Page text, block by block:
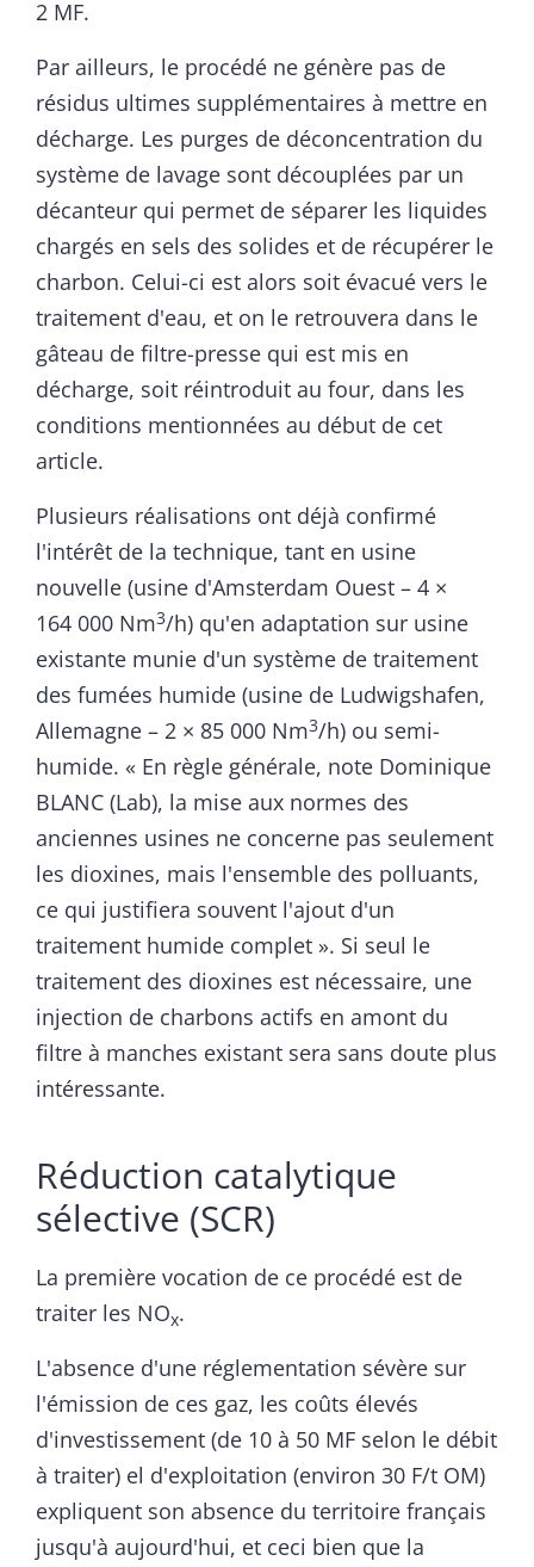
2 MF.
Par ailleurs, le procédé ne génère pas de
résidus ultimes supplémentaires à mettre en
décharge. Les purges de déconcentration du
système de lavage sont découplées par un
décanteur qui permet de séparer les liquides
chargés en sels des solides et de récupérer le
charbon. Celui-ci est alors soit évacué vers le
traitement d'eau, et on le retrouvera dans le
gâteau de filtre-presse qui est mis en
décharge, soit réintroduit au four, dans les
conditions mentionnées au début de cet
article.
Plusieurs réalisations ont déjà confirmé
l'intérêt de la technique, tant en usine
nouvelle (usine d'Amsterdam Ouest – 4 ×
164 000 Nm3/h) qu'en adaptation sur usine
existante munie d'un système de traitement
des fumées humide (usine de Ludwigshafen,
Allemagne – 2 × 85 000 Nm3/h) ou semi-
humide. « En règle générale, note Dominique
BLANC (Lab), la mise aux normes des
anciennes usines ne concerne pas seulement
les dioxines, mais l'ensemble des polluants,
ce qui justifiera souvent l'ajout d'un
traitement humide complet ». Si seul le
traitement des dioxines est nécessaire, une
injection de charbons actifs en amont du
filtre à manches existant sera sans doute plus
intéressante.
Réduction catalytique
sélective (SCR)
La première vocation de ce procédé est de
traiter les NOx.
L'absence d'une réglementation sévère sur
l'émission de ces gaz, les coûts élevés
d'investissement (de 10 à 50 MF selon le débit
à traiter) el d'exploitation (environ 30 F/t OM)
expliquent son absence du territoire français
jusqu'à aujourd'hui, et ceci bien que la